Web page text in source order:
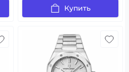
Купить